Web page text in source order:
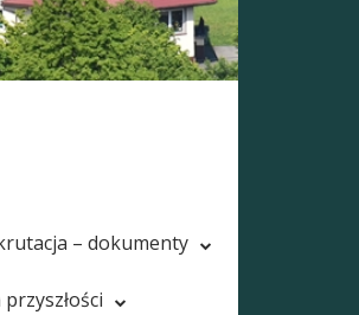
– dokumenty